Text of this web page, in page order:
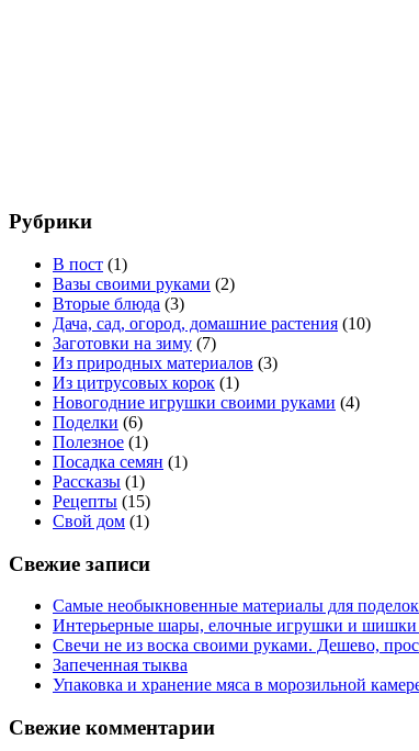
Рубрики
В пост (1)
Вазы своими руками (2)
Вторые блюда (3)
Дача, сад, огород, домашние растения (10)
Заготовки на зиму (7)
Из природных материалов (3)
Из цитрусовых корок (1)
Новогодние игрушки своими руками (4)
Поделки (6)
Полезное (1)
Посадка семян (1)
Рассказы (1)
Рецепты (15)
Свой дом (1)
Свежие записи
Самые необыкновенные материалы для поделок
Интерьерные шары, елочные игрушки и шишки
Свечи не из воска своими руками. Дешево,
Запеченная тыква
Упаковка и хранение мяса в морозильной
Свежие комментарии